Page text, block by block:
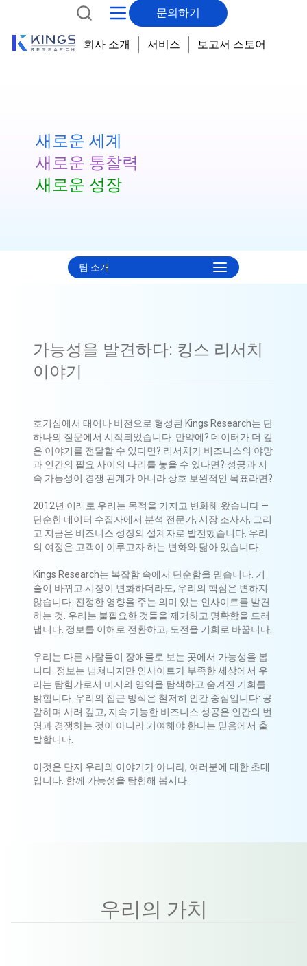
문의하기
회사 소개 서비스 보고서 스토어
새로운 세계
새로운 통찰력
새로운 성장
팀 소개
가능성을 발견하다: 킹스 리서치
이야기
호기심에서 태어나 비전으로 형성된 Kings Research는 단
하나의 질문에서 시작되었습니다. 만약에? 데이터가 더 깊
은 이야기를 전달할 수 있다면? 리서치가 비즈니스의 야망
과 인간의 필요 사이의 다리를 놓을 수 있다면? 성공과 지
속 가능성이 경쟁 관계가 아니라 상호 보완적인 목표라면?
2012년 이래로 우리는 목적을 가지고 변화해 왔습니다 —
단순한 데이터 수집자에서 분석 전문가, 시장 조사자, 그리
고 지금은 비즈니스 성장의 설계자로 발전했습니다. 우리
의 여정은 고객이 이루고자 하는 변화와 닮아 있습니다.
Kings Research는 복잡함 속에서 단순함을 믿습니다. 기
술이 바뀌고 시장이 변화하더라도, 우리의 핵심은 변하지
않습니다: 진정한 영향을 주는 의미 있는 인사이트를 발견
하는 것. 우리는 불필요한 것들을 제거하고 명확함을 드러
냅니다. 정보를 이해로 전환하고, 도전을 기회로 바꿉니다.
우리는 다른 사람들이 장애물로 보는 곳에서 가능성을 봅
니다. 정보는 넘쳐나지만 인사이트가 부족한 세상에서 우
리는 탐험가로서 미지의 영역을 탐색하고 숨겨진 기회를
밝힙니다. 우리의 접근 방식은 철저히 인간 중심입니다: 공
감하며 사려 깊고, 지속 가능한 비즈니스 성공은 인간의 번
영과 경쟁하는 것이 아니라 기여해야 한다는 믿음에서 출
발합니다.
이것은 단지 우리의 이야기가 아니라, 여러분에 대한 초대
입니다. 함께 가능성을 탐험해 봅시다.
우리의 가치